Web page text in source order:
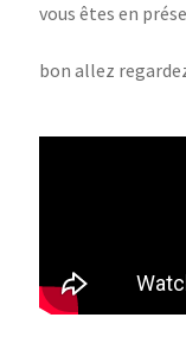
vous êtes en
bon allez